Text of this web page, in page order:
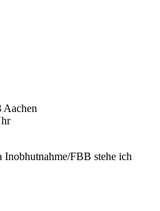
Aachen
Inobhutnahme/FBB stehe ich